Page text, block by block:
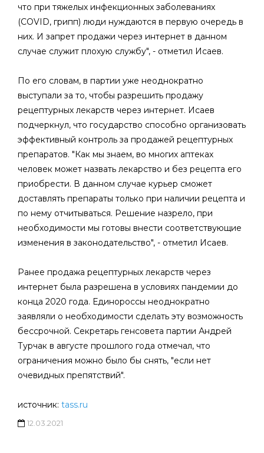
что при тяжелых инфекционных заболеваниях
(COVID, грипп) люди нуждаются в первую очередь в
них. И запрет продажи через интернет в данном
случае служит плохую службу", - отметил Исаев.
По его словам, в партии уже неоднократно
выступали за то, чтобы разрешить продажу
рецептурных лекарств через интернет. Исаев
подчеркнул, что государство способно организовать
эффективный контроль за продажей рецептурных
препаратов. "Как мы знаем, во многих аптеках
человек может назвать лекарство и без рецепта его
приобрести. В данном случае курьер сможет
доставлять препараты только при наличии рецепта и
по нему отчитываться. Решение назрело, при
необходимости мы готовы внести соответствующие
изменения в законодательство", - отметил Исаев.
Ранее продажа рецептурных лекарств через
интернет была разрешена в условиях пандемии до
конца 2020 года. Единороссы неоднократно
заявляли о необходимости сделать эту возможность
бессрочной. Секретарь генсовета партии Андрей
Турчак в августе прошлого года отмечал, что
ограничения можно было бы снять, "если нет
очевидных препятствий".
источник: tass.ru
12.03.2021